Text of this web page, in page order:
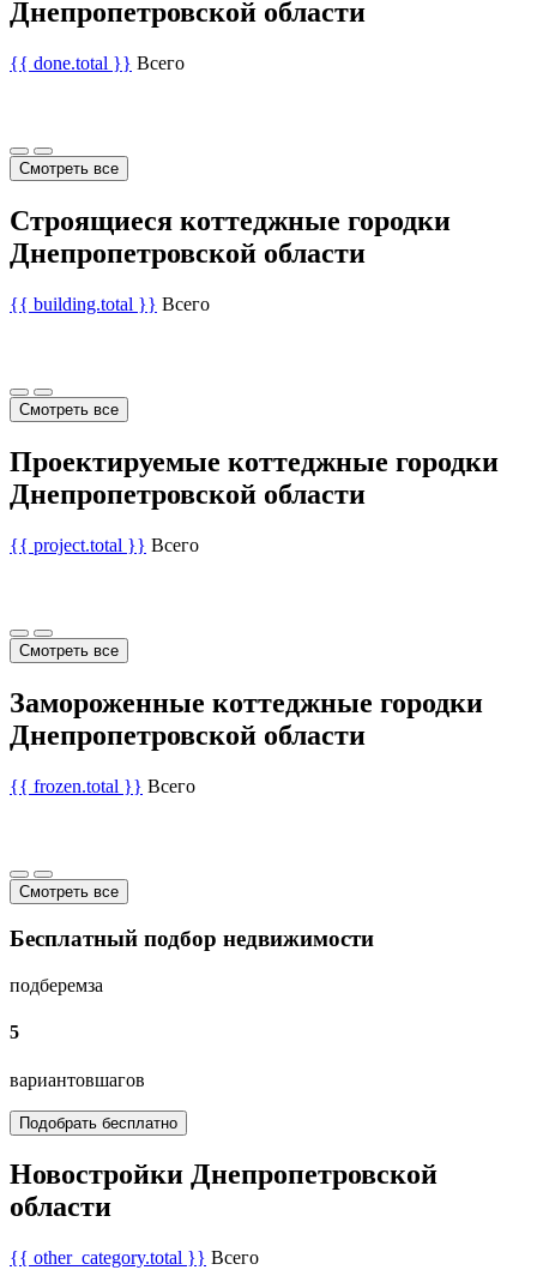
Днепропетровской области
{{ done.total }} Всего
Смотреть все
Строящиеся коттеджные городки
Днепропетровской области
{{ building.total }} Всего
Смотреть все
Проектируемые коттеджные городки
Днепропетровской области
{{ project.total }} Всего
Смотреть все
Замороженные коттеджные городки
Днепропетровской области
{{ frozen.total }} Всего
Смотреть все
Бесплатный подбор недвижимости
подберемза
5
вариантовшагов
Подобрать бесплатно
Новостройки Днепропетровской
области
{{ other_category.total }} Всего